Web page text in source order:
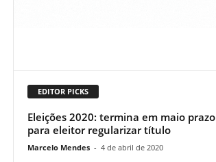
EDITOR PICKS
Eleições 2020: termina em maio prazo
para eleitor regularizar título
Marcelo Mendes - 4 de abril de 2020